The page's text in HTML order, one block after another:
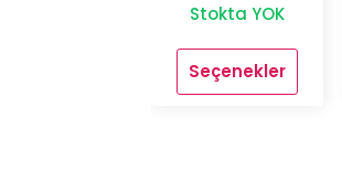
Stokta YOK
Seçenekler
Bu